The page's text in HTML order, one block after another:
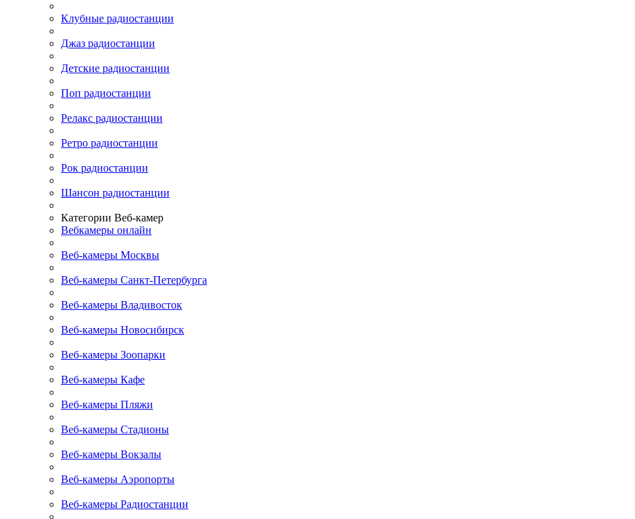
Клубные радиостанции
Джаз радиостанции
Детские радиостанции
Поп радиостанции
Релакс радиостанции
Ретро радиостанции
Рок радиостанции
Шансон радиостанции
Категории Веб-камер
Вебкамеры онлайн
Веб-камеры Москвы
Веб-камеры Санкт-Петербурга
Веб-камеры Владивосток
Веб-камеры Новосибирск
Веб-камеры Зоопарки
Веб-камеры Кафе
Веб-камеры Пляжи
Веб-камеры Стадионы
Веб-камеры Вокзалы
Веб-камеры Аэропорты
Веб-камеры Радиостанции